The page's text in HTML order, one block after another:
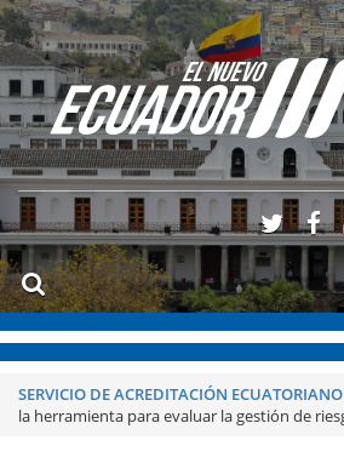
SERVICIO DE ACREDITACIÓN ECUATORIANO
la herramienta para evaluar la gestión de